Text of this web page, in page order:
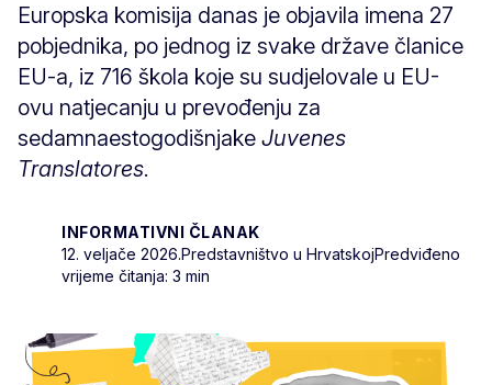
Europska komisija danas je objavila imena 27
pobjednika, po jednog iz svake države članice
EU‑a, iz 716 škola koje su sudjelovale u EU-
ovu natjecanju u prevođenju za
sedamnaestogodišnjake Juvenes
Translatores.
INFORMATIVNI ČLANAK
12. veljače 2026.Predstavništvo u HrvatskojPredviđeno
vrijeme čitanja: 3 min